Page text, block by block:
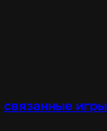
связанные игры